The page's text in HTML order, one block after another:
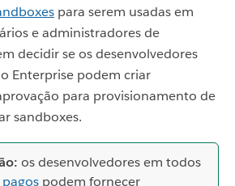
para serem usadas em
e administradores de
decidir se os desenvolvedores
Enterprise podem criar
para provisionamento de
sandboxes.
os desenvolvedores em todos
podem fornecer